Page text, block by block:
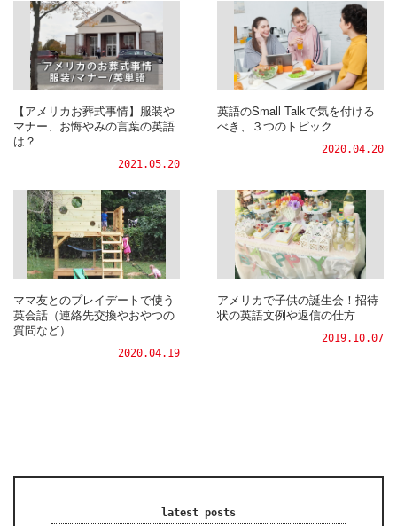
【アメリカお葬式事情】服装や
マナー、お悔やみの言葉の英語
は？
2021.05.20
英語のSmall Talkで気を付ける
べき、３つのトピック
2020.04.20
ママ友とのプレイデートで使う
英会話（連絡先交換やおやつの
質問など）
2020.04.19
アメリカで子供の誕生会！招待
状の英語文例や返信の仕方
2019.10.07
latest posts